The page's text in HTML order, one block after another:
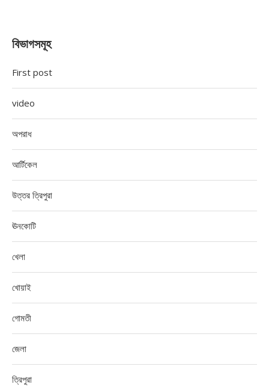
বিভাগসমূহ
First post
video
অপরাধ
আর্টিকেল
উত্তর ত্রিপুরা
ঊনকোটি
খেলা
খোয়াই
গোমতী
জেলা
ত্রিপুরা